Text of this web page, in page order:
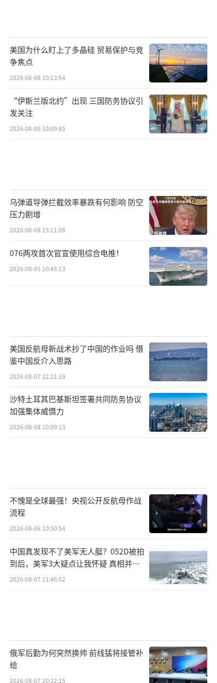
美国为什么盯上了多晶硅 贸易保护与竞
争焦点
2026-08-08 10:13:54
“伊斯兰版北约”出现 三国防务协议引
发关注
2026-08-09 10:09:45
乌弹道导弹拦截效率暴跌有何影响 防空
压力剧增
2026-08-08 15:11:08
076两攻首次官宣使用综合电推！
2026-08-05 10:46:13
美国反航母新战术抄了中国的作业吗 借
鉴中国反介入思路
2026-08-07 22:21:19
沙特土耳其巴基斯坦签署共同防务协议
加强集体威慑力
2026-08-08 10:09:13
不愧是全球最强！央视公开反航母作战
流程
2026-08-06 10:50:54
中国真发现不了美军无人艇？052D被拍
到后，美军3大疑点让我怀疑 真相并非
如此
2026-08-07 11:46:52
俄军后勤为何突然换帅 前线猛将接管补
给
2026-08-07 20:22:15